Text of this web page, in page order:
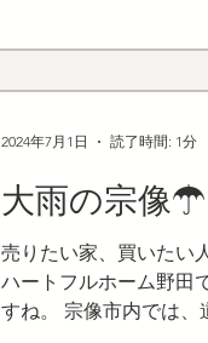
大雨の宗像☂
売りたい家、買いたい
ハートフルホーム野田
すね。 宗像市内では、
2024年7月1日 読了時間: 1分